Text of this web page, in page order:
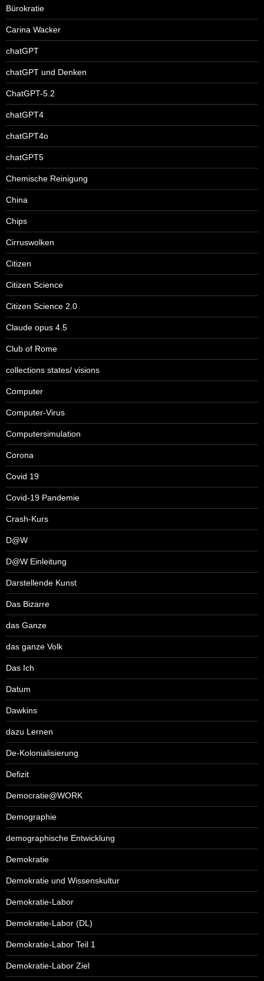
Bürokratie
Carina Wacker
chatGPT
chatGPT und Denken
ChatGPT-5.2
chatGPT4
chatGPT4o
chatGPT5
Chemische Reinigung
China
Chips
Cirruswolken
Citizen
Citizen Science
Citizen Science 2.0
Claude opus 4.5
Club of Rome
collections states/ visions
Computer
Computer-Virus
Computersimulation
Corona
Covid 19
Covid-19 Pandemie
Crash-Kurs
D@W
D@W Einleitung
Darstellende Kunst
Das Bizarre
das Ganze
das ganze Volk
Das Ich
Datum
Dawkins
dazu Lernen
De-Kolonialisierung
Defizit
Democratie@WORK
Demographie
demographische Entwicklung
Demokratie
Demokratie und Wissenskultur
Demokratie-Labor
Demokratie-Labor (DL)
Demokratie-Labor Teil 1
Demokratie-Labor Ziel